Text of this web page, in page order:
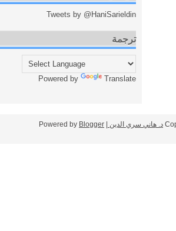
Tweets by @HaniSarieldin
ترجمة
Powered by Translate
د. هاني سري الدين | Powered by
Blogger